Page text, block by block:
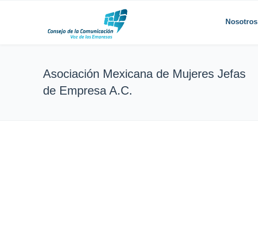
Nosotros
Asociación Mexicana de Mujeres Jefas
de Empresa A.C.